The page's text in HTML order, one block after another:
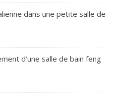
dans une petite salle de
d’une salle de bain feng